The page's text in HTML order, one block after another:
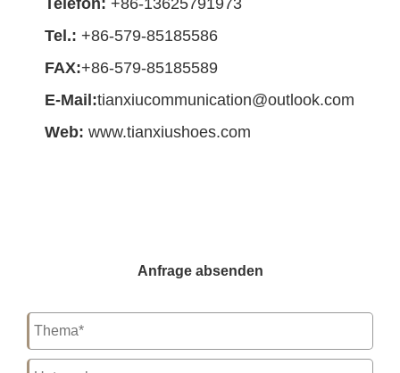
Telefon: +86-13625791973
Tel.: +86-579-85185586
FAX:+86-579-85185589
E-Mail:tianxiucommunication@outlook.com
Web: www.tianxiushoes.com
Anfrage absenden